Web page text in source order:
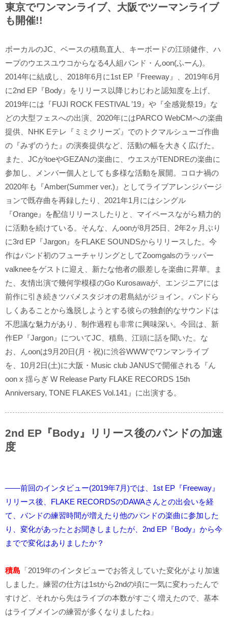
東京でワンマンライブ、大阪でツーマンライブ
も開催!!
ボーカルのJC、ベースの積島直人、キーボードの江頭健作、ハ
ープのウエスユウコからなる4人組バンド・んoon(ふーん)。
2014年に結成し、2018年6月に1st EP『Freeway』、2019年6月
に2nd EP『Body』をリリース以降じわじわと認知度を上げ、
2019年には『FUJI ROCK FESTIVAL ’19』や『全感覚祭19』な
どの大型フェスへの出演、2020年にはPARCO WebCMへの楽曲
提供、NHK Eテレ『ミミクリーズ』でのトクマルシューゴ作曲
の『みずのうた』の演奏提供など、活動の幅を大きく広げた。
また、JCがtoeやGEZANの楽曲に、ウエスがTENDREの楽曲に
参加し、メンバー個人としても多様な活動を展開。コロナ禍の
2020年も『Amber(Summer ver.)』としてライブアレンジバージ
ョンで既存曲を再録したり、2021年1月にはシングル
『Orange』を配信リリースしたりと、マイペースながら精力的
に活動を続けている。そんな、んoonが8月25日、2年2ヶ月ぶり
に3rd EP『Jargon』をFLAKE SOUNDSからリリースした。今
作はバンド初のフューチャリングとしてZoomgalsのラッパー
valkneeをゲストに迎え、新たな他者の眼差しを楽曲に昇華。ま
た、友情出演で幾何学模様のGo Kurosawaが、エンジニアには
前作に引き続きツバメスタジオの君島結がジョイン。バンドら
しくあることから逸脱しようとする彼らの独創的なサウンドは
不思議な魅力があり、制作過程も非常に興味深い。今回は、新
作EP『Jargon』についてJC、積島、江頭に話を聞いた。な
お、んoonは9月20日(月・祝)に渋谷WWWでワンマンライブ
を、10月2日(土)に大阪・Music club JANUSで開催される『ん
oon x 揺らぎ W Release Party FLAKE RECORDS 15th
Anniversary, TONE FLAKES Vol.141』に出演する。
2nd EP『Body』リリース後のバンドの加速
度
――前回のインタビュー(2019年7月)では、1st EP『Freeway』
リリース後、FLAKE RECORDSのDAWAさんとの出会いを経
て、バンドの練習時間が増えたり他のバンドの楽曲に参加した
り、変化があったとお聞きしましたが、2nd EP『Body』から今
までで変化はありましたか？
積島 「2019年のインタビューでお答えしていた変化がより加速
しました。練習の仕方は1stから2ndの頃に一気に変わったんで
すけど、それから先はライブの本数がすごく増えたので、基本
はライブメインの練習が多くなりましたね」